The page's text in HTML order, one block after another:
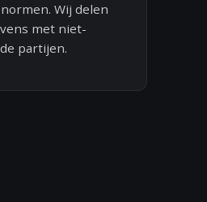
Wij delen
met niet-
partijen.